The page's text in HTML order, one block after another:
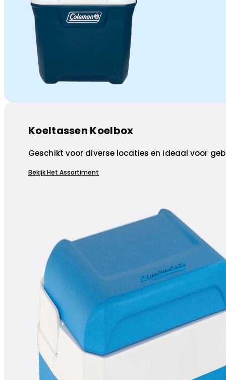
Koeltassen Koelbox
Geschikt voor diverse locaties en ideaal voor
Bekijk Het Assortiment